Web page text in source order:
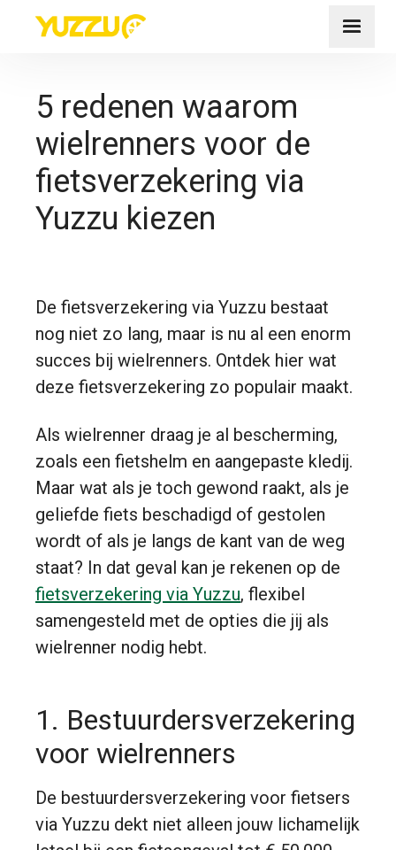
5 redenen waarom
wielrenners voor de
fietsverzekering via
Yuzzu kiezen
De fietsverzekering via Yuzzu bestaat
nog niet zo lang, maar is nu al een enorm
succes bij wielrenners. Ontdek hier wat
deze fietsverzekering zo populair maakt.
Als wielrenner draag je al bescherming,
zoals een fietshelm en aangepaste kledij.
Maar wat als je toch gewond raakt, als je
geliefde fiets beschadigd of gestolen
wordt of als je langs de kant van de weg
staat? In dat geval kan je rekenen op de
fietsverzekering via Yuzzu, flexibel
samengesteld met de opties die jij als
wielrenner nodig hebt.
1. Bestuurdersverzekering
voor wielrenners
De bestuurdersverzekering voor fietsers
via Yuzzu dekt niet alleen jouw lichamelijk